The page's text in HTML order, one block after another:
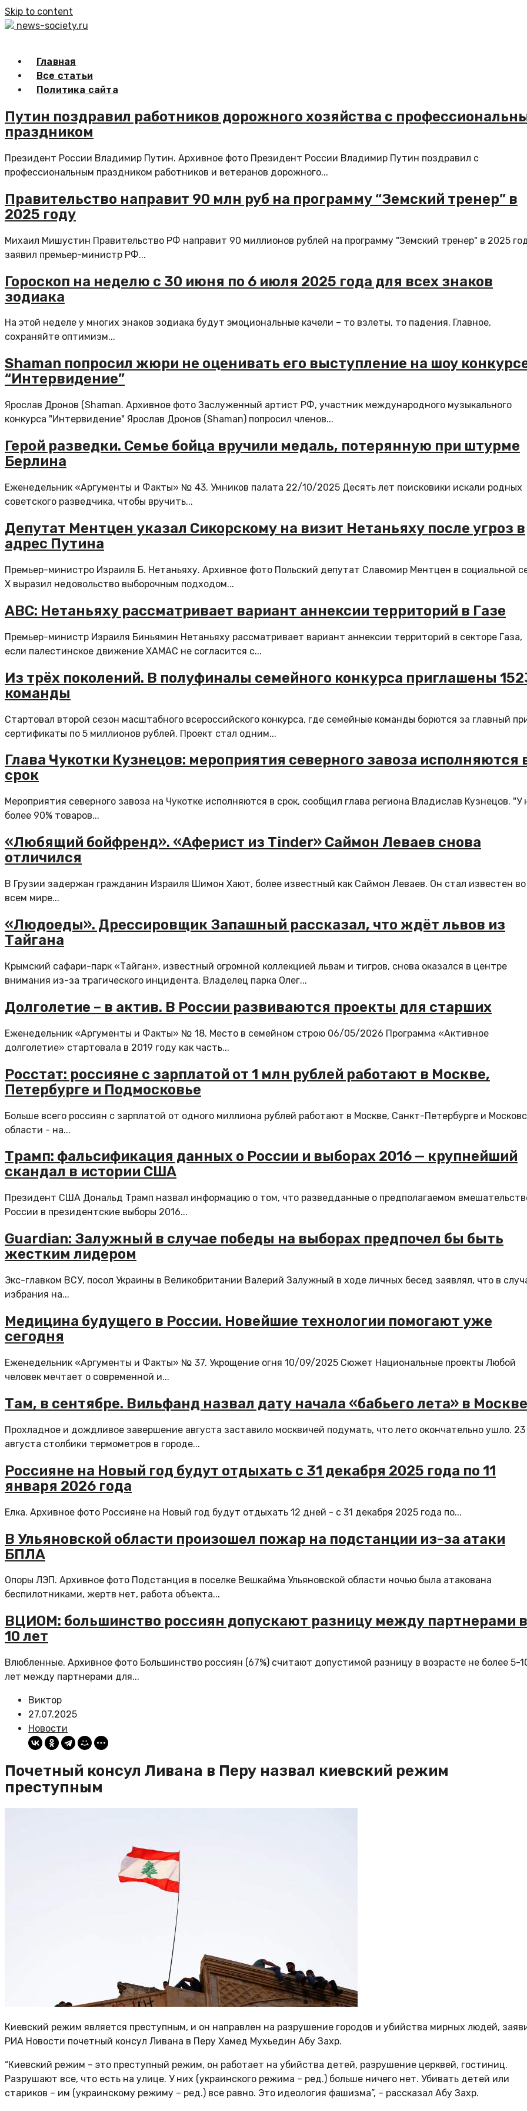
Skip to content
news-society.ru
Главная
Все статьи
Политика сайта
Путин поздравил работников дорожного хозяйства с
праздником
Президент России Владимир Путин. Архивное фото Президент России Владимир Путин поздравил с
профессиональным праздником работников и ветеранов дорожного...
Правительство направит 90 млн руб на программу “Земский тренер” в
2025 году
Михаил Мишустин Правительство РФ направит 90 миллионов рублей на программу "Земский тренер" в 2025
заявил премьер-министр РФ...
Гороскоп на неделю с 30 июня по 6 июля 2025 года для всех знаков
зодиака
На этой неделе у многих знаков зодиака будут эмоциональные качели – то взлеты, то падения. Главное,
сохраняйте оптимизм...
Shaman попросил жюри не оценивать его выступление на шоу
“Интервидение”
Ярослав Дронов (Shaman. Архивное фото Заслуженный артист РФ, участник международного музыкального
конкурса "Интервидение" Ярослав Дронов (Shaman) попросил членов...
Герой разведки. Семье бойца вручили медаль, потерянную при штурме
Берлина
Еженедельник «Аргументы и Факты» № 43. Умников палата 22/10/2025 Десять лет поисковики искали родных
советского разведчика, чтобы вручить...
Депутат Ментцен указал Сикорскому на визит Нетаньяху после угроз в
адрес Путина
Премьер-министро Израиля Б. Нетаньяху. Архивное фото Польский депутат Славомир Ментцен в социальной
X выразил недовольство выборочным подходом...
ABC: Нетаньяху рассматривает вариант аннексии территорий в Газе
Премьер-министр Израиля Биньямин Нетаньяху рассматривает вариант аннексии территорий в секторе Газа,
если палестинское движение ХАМАС не согласится с...
Из трёх поколений. В полуфиналы семейного конкурса приглашены
команды
Стартовал второй сезон масштабного всероссийского конкурса, где семейные команды борются за главный
сертификаты по 5 миллионов рублей. Проект стал одним...
Глава Чукотки Кузнецов: мероприятия северного завоза исполняются
срок
Мероприятия северного завоза на Чукотке исполняются в срок, сообщил глава региона Владислав Кузнецов. "У
более 90% товаров...
«Любящий бойфренд». «Аферист из Tinder» Саймон Леваев снова
отличился
В Грузии задержан гражданин Израиля Шимон Хают, более известный как Саймон Леваев. Он стал известен во
всем мире...
«Людоеды». Дрессировщик Запашный рассказал, что ждёт львов из
Тайгана
Крымский сафари-парк «Тайган», известный огромной коллекцией львам и тигров, снова оказался в центре
внимания из-за трагического инцидента. Владелец парка Олег...
Долголетие – в актив. В России развиваются проекты для старших
Еженедельник «Аргументы и Факты» № 18. Место в семейном строю 06/05/2026 Программа «Активное
долголетие» стартовала в 2019 году как часть...
Росстат: россияне с зарплатой от 1 млн рублей работают в Москве,
Петербурге и Подмосковье
Больше всего россиян с зарплатой от одного миллиона рублей работают в Москве, Санкт-Петербурге и
области - на...
Трамп: фальсификация данных о России и выборах 2016 — крупнейший
скандал в истории США
Президент США Дональд Трамп назвал информацию о том, что разведданные о предполагаемом
России в президентские выборы 2016...
Guardian: Залужный в случае победы на выборах предпочел бы быть
жестким лидером
Экс-главком ВСУ, посол Украины в Великобритании Валерий Залужный в ходе личных бесед заявлял, что в
избрания на...
Медицина будущего в России. Новейшие технологии помогают уже
сегодня
Еженедельник «Аргументы и Факты» № 37. Укрощение огня 10/09/2025 Сюжет Национальные проекты Любой
человек мечтает о современной и...
Там, в сентябре. Вильфанд назвал дату начала «бабьего лета» в Москве
Прохладное и дождливое завершение августа заставило москвичей подумать, что лето окончательно ушло. 23
августа столбики термометров в городе...
Россияне на Новый год будут отдыхать с 31 декабря 2025 года по 11
января 2026 года
Елка. Архивное фото Россияне на Новый год будут отдыхать 12 дней - с 31 декабря 2025 года по...
В Ульяновской области произошел пожар на подстанции из-за атаки
БПЛА
Опоры ЛЭП. Архивное фото Подстанция в поселке Вешкайма Ульяновской области ночью была атакована
беспилотниками, жертв нет, работа объекта...
ВЦИОМ: большинство россиян допускают разницу между партнерами
10 лет
Влюбленные. Архивное фото Большинство россиян (67%) считают допустимой разницу в возрасте не более 5-
лет между партнерами для...
Виктор
27.07.2025
Новости
Почетный консул Ливана в Перу назвал киевский режим
преступным
Киевский режим является преступным, и он направлен на разрушение городов и убийства мирных людей,
РИА Новости почетный консул Ливана в Перу Хамед Мухьедин Абу Захр.
“Киевский режим – это преступный режим, он работает на убийства детей, разрушение церквей, гостиниц.
Разрушают все, что есть на улице. У них (украинского режима – ред.) больше ничего нет. Убивать детей или
стариков – им (украинскому режиму – ред.) все равно. Это идеология фашизма”, – рассказал Абу Захр.